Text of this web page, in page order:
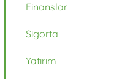
Finanslar
Sigorta
Yatırım